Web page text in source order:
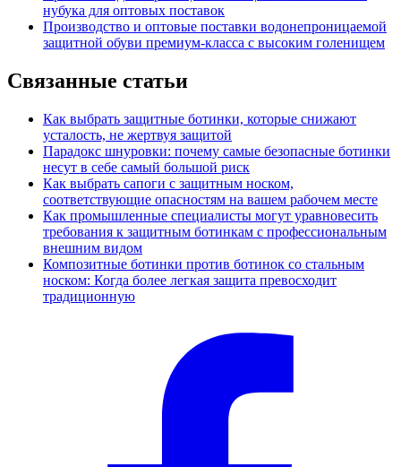
нубука для оптовых поставок
Производство и оптовые поставки водонепроницаемой
защитной обуви премиум-класса с высоким голенищем
Связанные статьи
Как выбрать защитные ботинки, которые снижают
усталость, не жертвуя защитой
Парадокс шнуровки: почему самые безопасные ботинки
несут в себе самый большой риск
Как выбрать сапоги с защитным носком,
соответствующие опасностям на вашем рабочем месте
Как промышленные специалисты могут уравновесить
требования к защитным ботинкам с профессиональным
внешним видом
Композитные ботинки против ботинок со стальным
носком: Когда более легкая защита превосходит
традиционную